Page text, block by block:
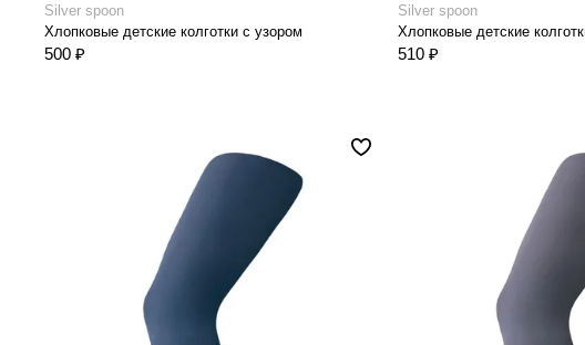
Silver spoon
Хлопковые детские колготки с узором
500 ₽
Silver spoon
Хлопковые детские
510 ₽